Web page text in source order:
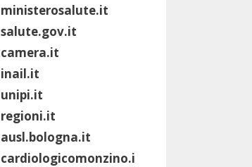
ministerosalute.it
salute.gov.it
camera.it
inail.it
unipi.it
regioni.it
ausl.bologna.it
cardiologicomonzino.i